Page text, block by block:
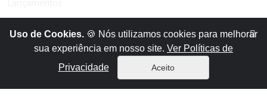
Políticas de privacidade
Uso de Cookies. 🍪 Nós utilizamos cookies para melhorar
sua experiência em nosso site. Ver Políticas de
Privacidade
Aceito